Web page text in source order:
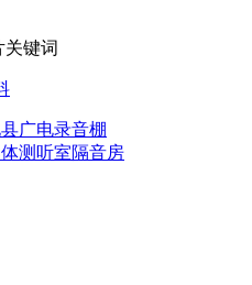
广电录音棚
测听室隔音房